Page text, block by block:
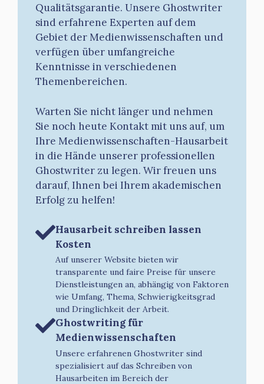
Qualitätsgarantie. Unsere Ghostwriter
sind erfahrene Experten auf dem
Gebiet der Medienwissenschaften und
verfügen über umfangreiche
Kenntnisse in verschiedenen
Themenbereichen.
Warten Sie nicht länger und nehmen
Sie noch heute Kontakt mit uns auf, um
Ihre Medienwissenschaften-Hausarbeit
in die Hände unserer professionellen
Ghostwriter zu legen. Wir freuen uns
darauf, Ihnen bei Ihrem akademischen
Erfolg zu helfen!
Hausarbeit schreiben lassen
Kosten
Auf unserer Website bieten wir
transparente und faire Preise für unsere
Dienstleistungen an, abhängig von Faktoren
wie Umfang, Thema, Schwierigkeitsgrad
und Dringlichkeit der Arbeit.
Ghostwriting für
Medienwissenschaften
Unsere erfahrenen Ghostwriter sind
spezialisiert auf das Schreiben von
Hausarbeiten im Bereich der